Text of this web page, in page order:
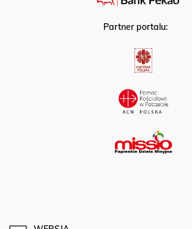
Partner portalu: